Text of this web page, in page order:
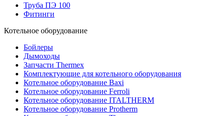
Труба ПЭ 100
Фитинги
Котельное оборудование
Бойлеры
Дымоходы
Запчасти Thermex
Комплектующие для котельного оборудования
Котельное оборудование Baxi
Котельное оборудование Ferroli
Котельное оборудование ITALTHERM
Котельное оборудование Protherm